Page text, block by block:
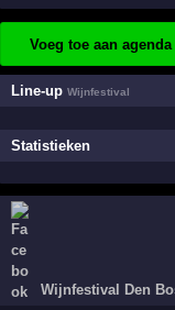
Voeg toe aan agenda
Line-upWijnfestival
Statistieken
Wijnfestival Den